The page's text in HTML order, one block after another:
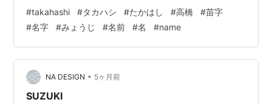
#takahashi #タカハシ #たかはし #高橋 #苗字
#名字 #みょうじ #名前 #名 #name
NA DESIGN • 5ヶ月前
SUZUKI